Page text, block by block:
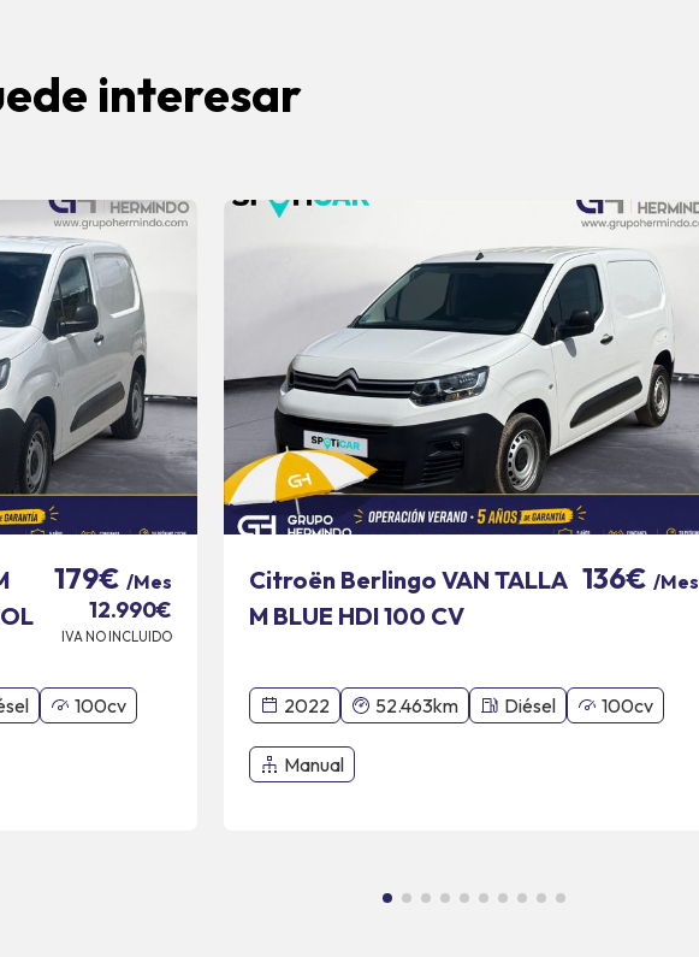
interesar
179€ /Mes
12.990€
IVA NO INCLUIDO
100cv
Citroën Berlingo VAN TALLA
M BLUE HDI 100 CV
136€/Mes
2022 52.463km Diésel 100cv
Manual